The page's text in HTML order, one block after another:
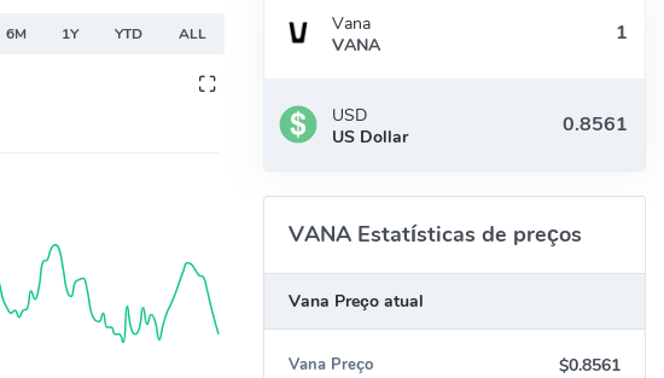
6M 1Y YTD ALL
Vana
VANA
USD
US Dollar
VANA Estatísticas de preços
Vana Preço atual
Vana Preço $0.8561